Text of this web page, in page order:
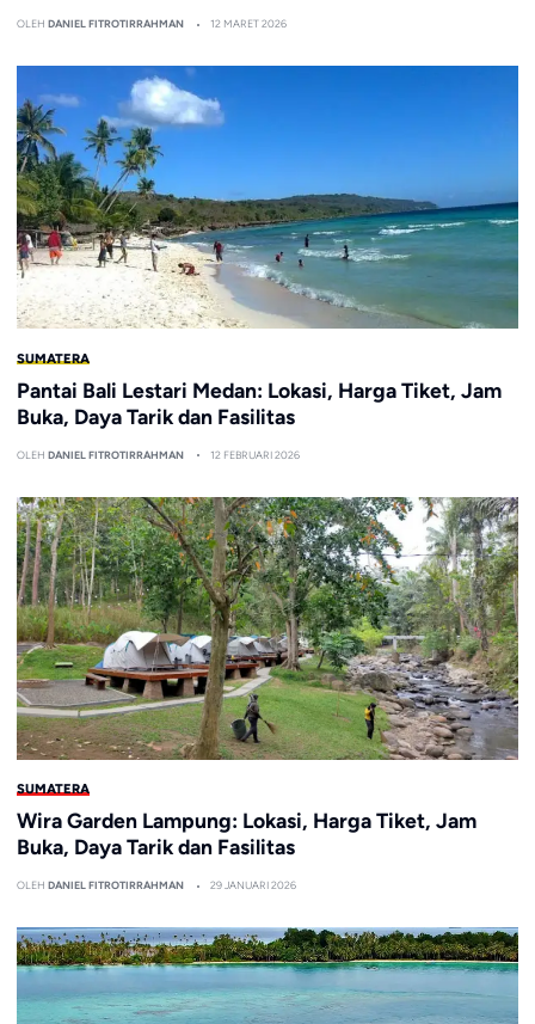
OLEH DANIEL FITROTIRRAHMAN 12 MARET 2026
SUMATERA
Pantai Bali Lestari Medan: Lokasi, Harga Tiket, Jam
Buka, Daya Tarik dan Fasilitas
OLEH DANIEL FITROTIRRAHMAN 12 FEBRUARI 2026
SUMATERA
Wira Garden Lampung: Lokasi, Harga Tiket, Jam
Buka, Daya Tarik dan Fasilitas
OLEH DANIEL FITROTIRRAHMAN 29 JANUARI 2026